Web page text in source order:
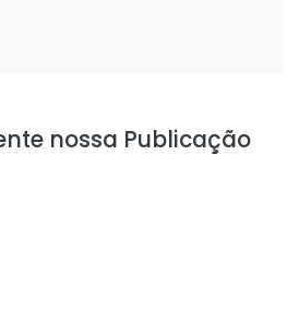
nossa Publicação